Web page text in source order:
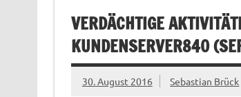
VERDÄCHTIGE
KUNDENSERVER840 (
30. August 2016 Sebastian Brück